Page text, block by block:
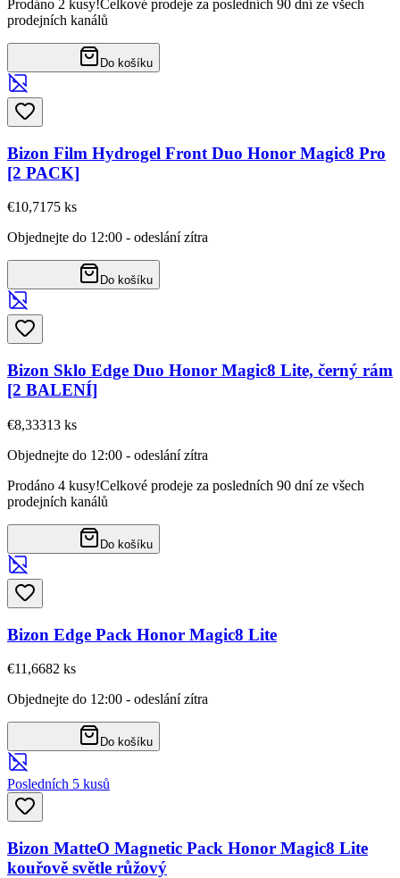
Prodáno 2 kusy!Celkové prodeje za posledních 90 dní ze všech
prodejních kanálů
Do košíku
Bizon Film Hydrogel Front Duo Honor Magic8 Pro
[2 PACK]
€10,71 75 ks
Objednejte do 12:00 - odeslání zítra
Do košíku
Bizon Sklo Edge Duo Honor Magic8 Lite, černý rám
[2 BALENÍ]
€8,33313 ks
Objednejte do 12:00 - odeslání zítra
Prodáno 4 kusy!Celkové prodeje za posledních 90 dní ze všech
prodejních kanálů
Do košíku
Bizon Edge Pack Honor Magic8 Lite
€11,6682 ks
Objednejte do 12:00 - odeslání zítra
Do košíku
Posledních 5 kusů
Bizon MatteO Magnetic Pack Honor Magic8 Lite
kouřově světle růžový